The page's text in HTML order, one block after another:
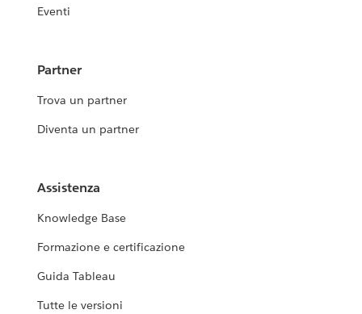
Eventi
Partner
Trova un partner
Diventa un partner
Assistenza
Knowledge Base
Formazione e certificazione
Guida Tableau
Tutte le versioni